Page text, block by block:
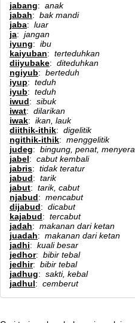
jabang: anak
jabah: bak mandi
jaba: luar
ja: jangan
iyung: ibu
kaiyuban: terteduhkan
diiyubake: diteduhkan
ngiyub: berteduh
iyup: teduh
iyub: teduh
iwud: sibuk
iwat: dilarikan
iwak: ikan, lauk
diithik-ithik: digelitik
ngithik-ithik: menggelitik
judeg: bingung, penat,
jabel: cabut kembali
jabris: tidak teratur
jabud: tarik
jabut: tarik, cabut
njabud: mencabut
dijabud: dicabut
kajabud: tercabut
jadah: makanan dari ketan
juadah: makanan dari ketan
jadhi: kuali besar
jedhor: bibir tebal
jedhir: bibir tebal
jadhug: sakti, kebal
jadhul: cemberut